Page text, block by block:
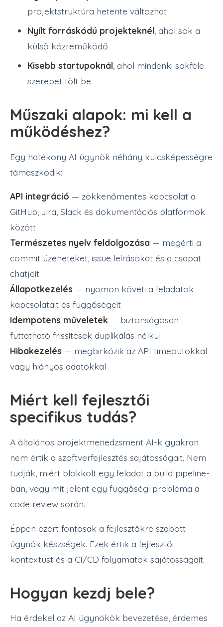
projektstruktúra hetente változhat
Nyílt forráskódú projekteknél , ahol sok a
külső közreműködő
Kisebb startupoknál , ahol mindenki sokféle
szerepet tölt be
Műszaki alapok: mi kell a
működéshez?
Egy hatékony AI ügynök néhány kulcsképességre
támaszkodik:
API integráció — zökkenőmentes kapcsolat a
GitHub, Jira, Slack és dokumentációs platformok
között
Természetes nyelv feldolgozása — megérti a
commit üzeneteket, issue leírásokat és a csapat
chatjeit
Állapotkezelés — nyomon követi a feladatok
kapcsolatait és függőségeit
Idempotens műveletek — biztonságosan
futtatható frissítések duplikálás nélkül
Hibakezelés — megbirkózik az API timeoutokkal
vagy hiányos adatokkal
Miért kell fejlesztői
specifikus tudás?
A általános projektmenedzsment AI-k gyakran
nem értik a szoftverfejlesztés sajátosságait. Nem
tudják, miért blokkolt egy feladat a build pipeline-
ban, vagy mit jelent egy függőségi probléma a
code review során.
Éppen ezért fontosak a fejlesztőkre szabott
ügynök készségek. Ezek értik a fejlesztői
kontextust és a CI/CD folyamatok sajátosságait.
Hogyan kezdj bele?
Ha érdekel az AI ügynökök bevezetése, érdemes